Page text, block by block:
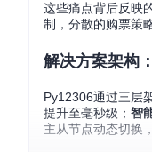
这些痛点背后反映
制，分散的购票策
解决方案架构
Py12306通过三层
提升至毫秒级； 智
主从节点动态切换